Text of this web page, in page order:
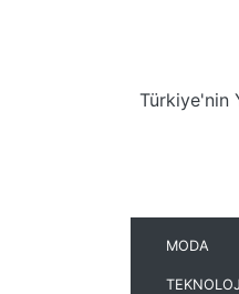
Türkiye'nin
MODA